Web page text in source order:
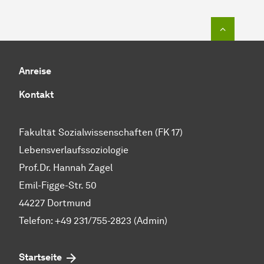
Anreise
Kontakt
Fakultät Sozialwissenschaften (FK 17)
Lebensverlaufssoziologie
Prof.Dr. Hannah Zagel
Emil-Figge-Str. 50
44227 Dortmund
Telefon: +49 231/755-2823 (Admin)
Startseite